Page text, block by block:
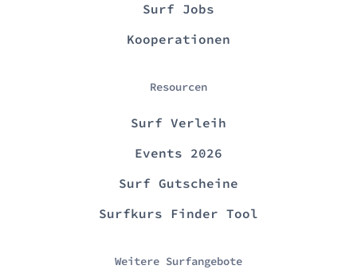
Surf Jobs
Kooperationen
Resourcen
Surf Verleih
Events 2026
Surf Gutscheine
Surfkurs Finder Tool
Weitere Surfangebote